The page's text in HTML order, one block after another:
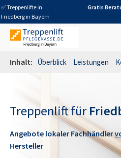
✅ Treppenlifte in
Friedberg in Bayern
Gratis
Inhalt: Überblick Leistungen
Treppenlift für
Angebote lokaler Fachhändler
Hersteller